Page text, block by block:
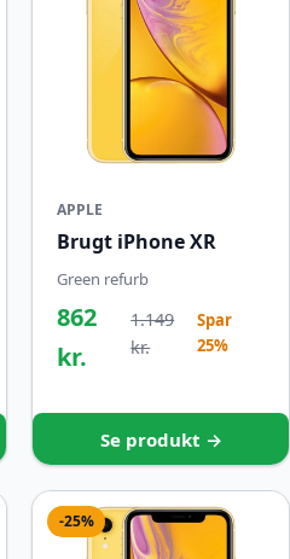
APPLE
Brugt iPhone XR
Green refurb
862
kr.
1.149
kr.
Spar
25%
Se produkt →
-25%